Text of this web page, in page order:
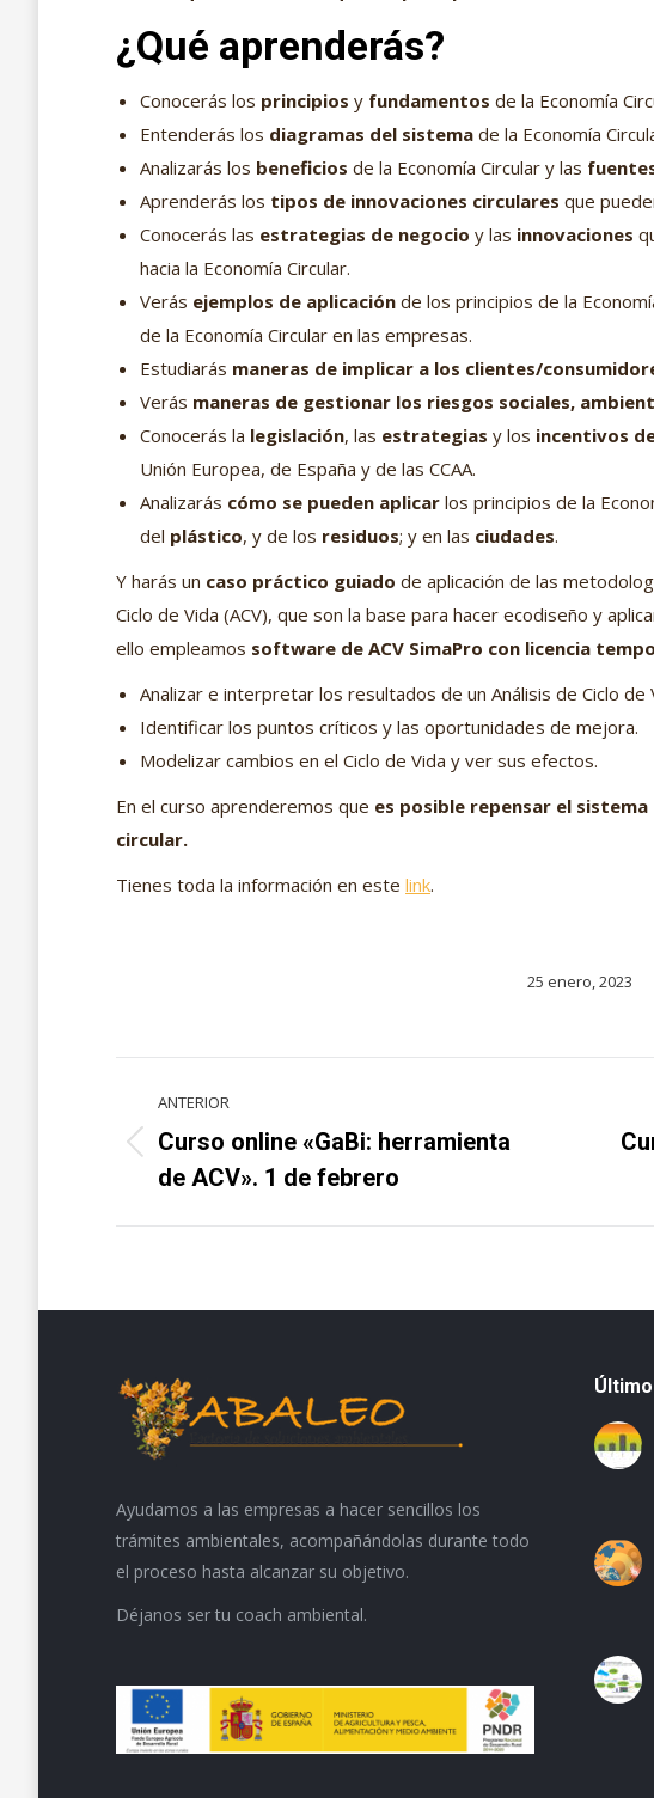
¿Qué aprenderás?
Conocerás los principios y fundamentos de la Economía
Entenderás los diagramas del sistema de la Economía
Analizarás los beneficios de la Economía Circular y las
Aprenderás los tipos de innovaciones circulares que
Conocerás las estrategias de negocio y las innovaciones
hacia la Economía Circular.
Verás ejemplos de aplicación de los principios de la
de la Economía Circular en las empresas.
Estudiarás maneras de implicar a los clientes/
Verás maneras de gestionar los riesgos sociales,
Conocerás la legislación, las estrategias y los incentivos
Unión Europea, de España y de las CCAA.
Analizarás cómo se pueden aplicar los principios de la
del plástico, y de los residuos; y en las ciudades.
Y harás un caso práctico guiado de aplicación de las
Ciclo de Vida (ACV), que son la base para hacer ecodiseño y
ello empleamos software de ACV SimaPro con licencia
Analizar e interpretar los resultados de un Análisis de Ciclo de
Identificar los puntos críticos y las oportunidades de mejora.
Modelizar cambios en el Ciclo de Vida y ver sus efectos.
En el curso aprenderemos que es posible repensar el
circular.
Tienes toda la información en este link.
25 enero, 2023
entre
proyectos
ANTERIOR
Proyecto
anterior
Curso online «GaBi: herramienta
de ACV». 1 de febrero
Ayudamos a las empresas a hacer sencillos los
trámites ambientales, acompañándolas durante todo
el proceso hasta alcanzar su objetivo.
Déjanos ser tu coach ambiental.